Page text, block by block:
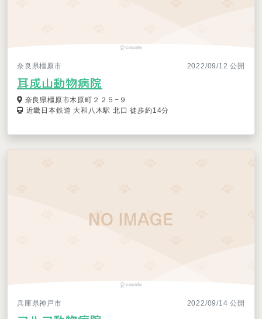
奈良県橿原市 2022/09/12 公開
耳成山動物病院
奈良県橿原市木原町２２５−９
近畿日本鉄道 大和八木駅 北口 徒歩約14分
兵庫県神戸市 2022/09/14 公開